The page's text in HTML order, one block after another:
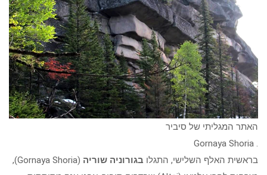
האתר המגליתי של סיביר
. Gornaya Shoria
בראשית האלף השלישי, התגלו בגורוניה שוריה
(Gornaya Shoria),